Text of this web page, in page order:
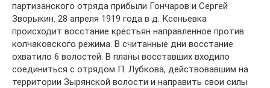
партизанского отряда прибыли Гончаров и Сергей
Зворыкин. 28 апреля 1919 года в д. Ксеньевка
происходит восстание крестьян направленное против
колчаковского режима. В считанные дни восстание
охватило 6 волостей. В планы восставших входило
соединиться с отрядом П. Лубкова, действовавшим на
территории Зырянской волости и направить свои силы